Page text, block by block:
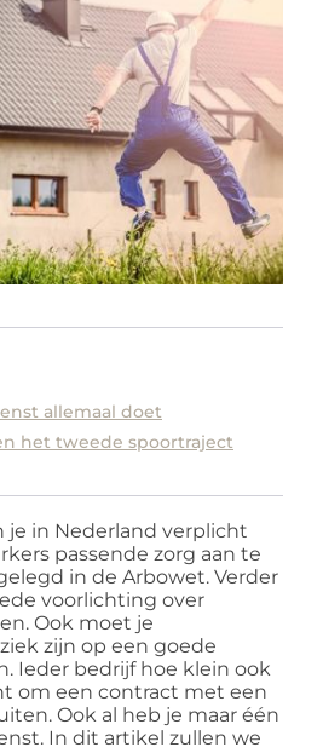
allemaal doet
het tweede spoortraject
je in Nederland verplicht
passende zorg aan te
in de Arbowet. Verder
voorlichting over
Ook moet je
zijn op een goede
Ieder bedrijf hoe klein ook
om een contract met een
Ook al heb je maar één
In dit artikel zullen we